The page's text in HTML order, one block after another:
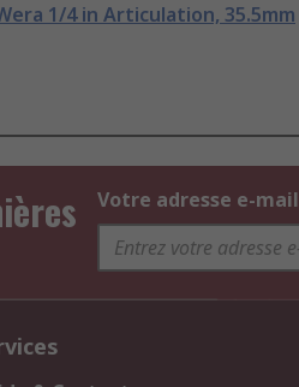
1/4 in Articulation, 35.5mm
Votre adresse e-mail